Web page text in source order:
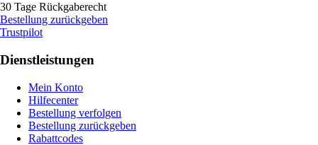
30 Tage Rückgaberecht
Bestellung zurückgeben
Trustpilot
Dienstleistungen
Mein Konto
Hilfecenter
Bestellung verfolgen
Bestellung zurückgeben
Rabattcodes